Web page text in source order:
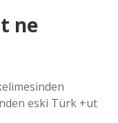
ne
eski Türk +ut